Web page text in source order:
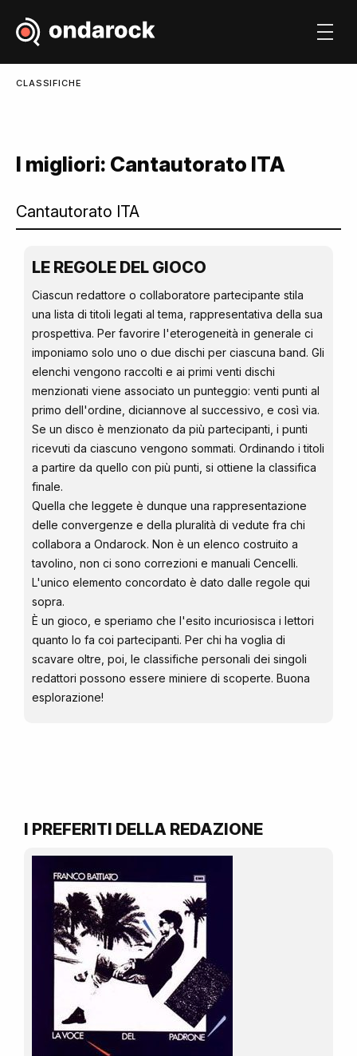
CLASSIFICHE
I migliori: Cantautorato ITA
LE REGOLE DEL GIOCO
Ciascun redattore o collaboratore partecipante stila
una lista di titoli legati al tema, rappresentativa della sua
prospettiva. Per favorire l'eterogeneità in generale ci
imponiamo solo uno o due dischi per ciascuna band. Gli
elenchi vengono raccolti e ai primi venti dischi
menzionati viene associato un punteggio: venti punti al
primo dell'ordine, diciannove al successivo, e così via.
Se un disco è menzionato da più partecipanti, i punti
ricevuti da ciascuno vengono sommati. Ordinando i titoli
a partire da quello con più punti, si ottiene la classifica
finale.
Quella che leggete è dunque una rappresentazione
delle convergenze e della pluralità di vedute fra chi
collabora a Ondarock. Non è un elenco costruito a
tavolino, non ci sono correzioni e manuali Cencelli.
L'unico elemento concordato è dato dalle regole qui
sopra.
È un gioco, e speriamo che l'esito incuriosisca i lettori
quanto lo fa coi partecipanti. Per chi ha voglia di
scavare oltre, poi, le classifiche personali dei singoli
redattori possono essere miniere di scoperte. Buona
esplorazione!
I PREFERITI DELLA REDAZIONE